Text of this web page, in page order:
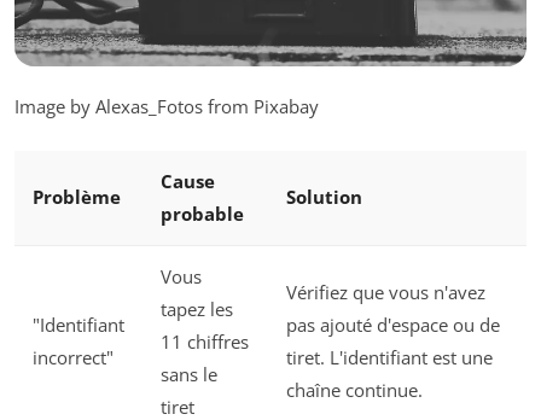
Image by Alexas_Fotos from Pixabay
Problème
Cause
probable
Solution
"Identifiant
incorrect"
Vous
tapez les
11 chiffres
sans le
tiret
Vérifiez que vous n'avez
pas ajouté d'espace ou de
tiret. L'identifiant est une
chaîne continue.